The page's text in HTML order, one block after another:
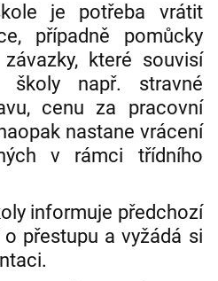
je potřeba vrátit
případně pomůcky
které souvisí
např. stravné
cenu za pracovní
nastane vrácení
v rámci třídního
informuje předchozí
přestupu a vyžádá si